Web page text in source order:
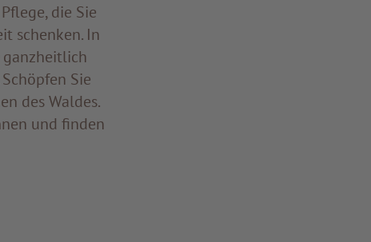
die Sie
schenken. In
Sie
des Waldes.
und finden